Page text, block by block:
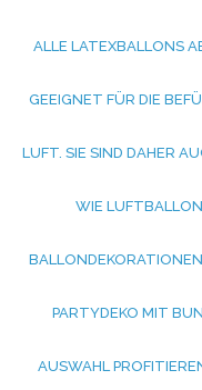
ALLE LATEXBALLONS
EEIGNET FÜR DIE
UFT. SIE SIND DAHER
IE LUFTBALLONS
ALLONDEKORATIONEN,
ARTYDEKO MIT
USWAHL PROFITIEREN